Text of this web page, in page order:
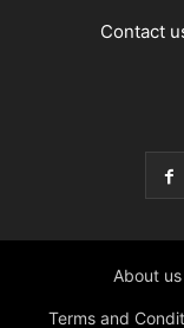
Contact
About us
Terms and